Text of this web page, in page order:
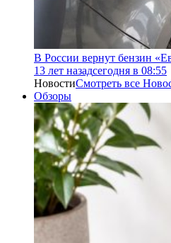
В России вернут бензин
13 лет назадсегодня в 08:55
НовостиСмотреть все
Обзоры